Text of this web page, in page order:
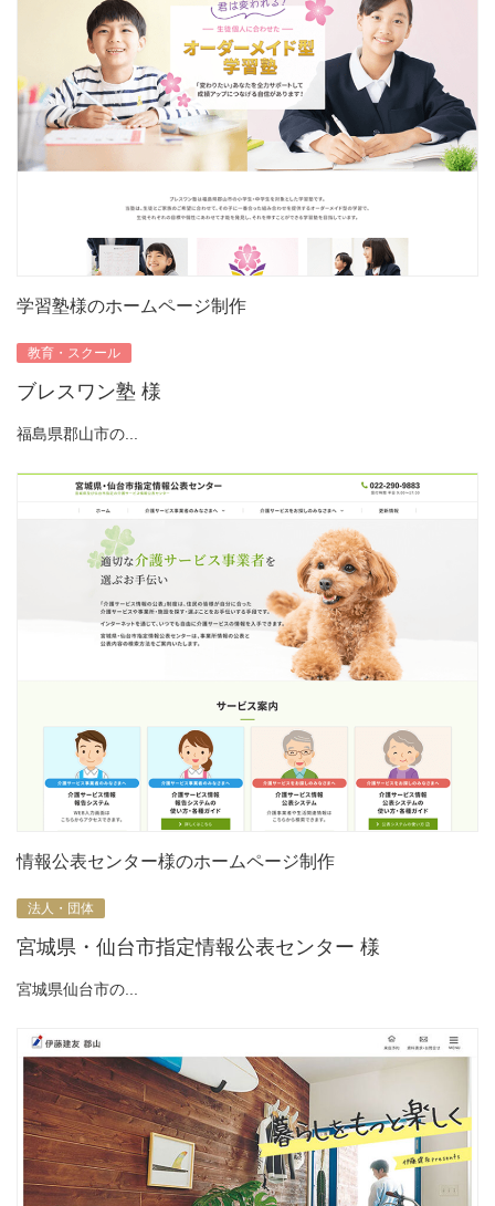
学習塾様のホームページ制作
教育・スクール
ブレスワン塾 様
福島県郡山市の...
情報公表センター様のホームページ制作
法人・団体
宮城県・仙台市指定情報公表センター 様
宮城県仙台市の...